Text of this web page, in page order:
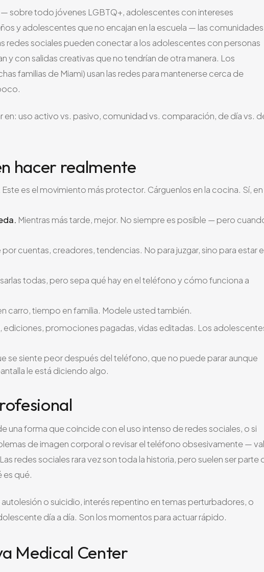
sobre todo jóvenes LGBTQ+, adolescentes con intereses
y adolescentes que no encajan en la escuela — las comunidades
redes sociales pueden conectar a los adolescentes con personas
y con salidas creativas que no tendrían de otra manera. Los
familias de Miami) usan las redes para mantenerse cerca de
en: uso activo vs. pasivo, comunidad vs. comparación, de día vs.
hacer realmente
Este es el movimiento más protector. Cárguenlos en la cocina. Sí, en
Mientras más tarde, mejor. No siempre es posible — pero
por cuentas, creadores, tendencias. No para juzgar, sino para estar
todas, pero sepa qué hay en el teléfono y cómo funciona a
carro, tiempo en familia. Modele usted también.
ediciones, promociones pagadas, vidas editadas. Los
se siente peor después del teléfono, que no puede parar aunque
le está diciendo algo.
una forma que coincide con el uso intenso de redes sociales, o si
de imagen corporal o revisar el teléfono obsesivamente —
redes sociales rara vez son toda la historia, pero suelen ser parte
es qué.
o suicidio, interés repentino en temas perturbadores, o
día a día. Son los momentos para actuar rápido.
Medical Center